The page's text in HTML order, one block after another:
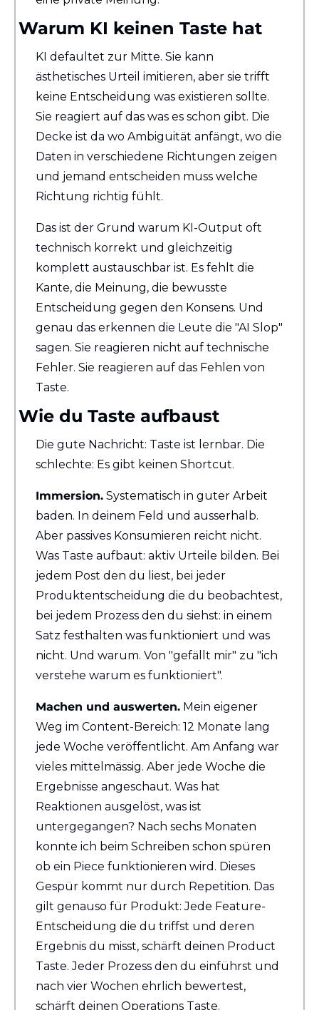
Warum KI keinen Taste hat
KI defaultet zur Mitte. Sie kann
ästhetisches Urteil imitieren, aber sie trifft
keine Entscheidung was existieren sollte.
Sie reagiert auf das was es schon gibt. Die
Decke ist da wo Ambiguität anfängt, wo die
Daten in verschiedene Richtungen zeigen
und jemand entscheiden muss welche
Richtung richtig fühlt.
Das ist der Grund warum KI-Output oft
technisch korrekt und gleichzeitig
komplett austauschbar ist. Es fehlt die
Kante, die Meinung, die bewusste
Entscheidung gegen den Konsens. Und
genau das erkennen die Leute die "AI Slop"
sagen. Sie reagieren nicht auf technische
Fehler. Sie reagieren auf das Fehlen von
Taste.
Wie du Taste aufbaust
Die gute Nachricht: Taste ist lernbar. Die
schlechte: Es gibt keinen Shortcut.
Immersion. Systematisch in guter Arbeit
baden. In deinem Feld und ausserhalb.
Aber passives Konsumieren reicht nicht.
Was Taste aufbaut: aktiv Urteile bilden. Bei
jedem Post den du liest, bei jeder
Produktentscheidung die du beobachtest,
bei jedem Prozess den du siehst: in einem
Satz festhalten was funktioniert und was
nicht. Und warum. Von "gefällt mir" zu "ich
verstehe warum es funktioniert".
Machen und auswerten. Mein eigener
Weg im Content-Bereich: 12 Monate lang
jede Woche veröffentlicht. Am Anfang war
vieles mittelmässig. Aber jede Woche die
Ergebnisse angeschaut. Was hat
Reaktionen ausgelöst, was ist
untergegangen? Nach sechs Monaten
konnte ich beim Schreiben schon spüren
ob ein Piece funktionieren wird. Dieses
Gespür kommt nur durch Repetition. Das
gilt genauso für Produkt: Jede Feature-
Entscheidung die du triffst und deren
Ergebnis du misst, schärft deinen Product
Taste. Jeder Prozess den du einführst und
nach vier Wochen ehrlich bewertest,
schärft deinen Operations Taste.